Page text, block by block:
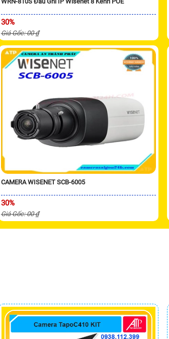
30%
Giá Gốc: 00 ₫
CAMERA WISENET SCB-6005
30%
Giá Gốc: 00 ₫